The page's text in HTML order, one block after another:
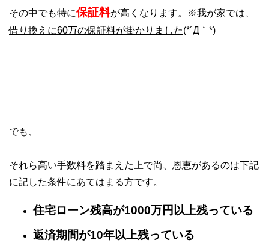
その中でも特に保証料が高くなります。※我が家では、
借り換えに60万の保証料が掛かりました(*´Д｀*)
でも、
それら高い手数料を踏まえた上で尚、恩恵があるのは下記
に記した条件にあてはまる方です。
住宅ローン残高が1000万円以上残っている
返済期間が10年以上残っている